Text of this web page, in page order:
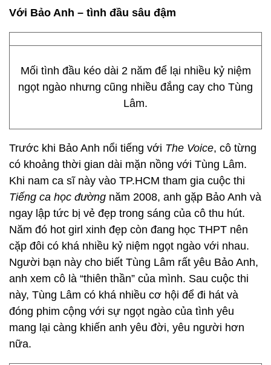
Với Bảo Anh – tình đầu sâu đậm
Mối tình đầu kéo dài 2 năm để lại nhiều kỷ niệm
ngọt ngào nhưng cũng nhiều đắng cay cho Tùng
Lâm.
Trước khi Bảo Anh nổi tiếng với The Voice, cô từng
có khoảng thời gian dài mặn nồng với Tùng Lâm.
Khi nam ca sĩ này vào TP.HCM tham gia cuộc thi
Tiếng ca học đường năm 2008, anh gặp Bảo Anh và
ngay lập tức bị vẻ đẹp trong sáng của cô thu hút.
Năm đó hot girl xinh đẹp còn đang học THPT nên
cặp đôi có khá nhiều kỷ niệm ngọt ngào với nhau.
Người bạn này cho biết Tùng Lâm rất yêu Bảo Anh,
anh xem cô là “thiên thần” của mình. Sau cuộc thi
này, Tùng Lâm có khá nhiều cơ hội để đi hát và
đóng phim cộng với sự ngọt ngào của tình yêu
mang lại càng khiến anh yêu đời, yêu người hơn
nữa.